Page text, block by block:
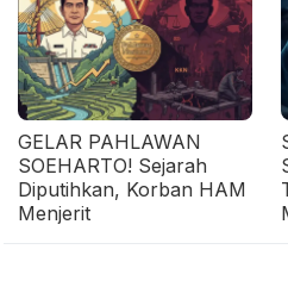
GELAR PAHLAWAN
SOEHARTO! Sejarah
Diputihkan, Korban HAM
Menjerit